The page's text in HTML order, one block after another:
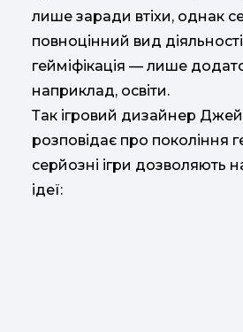
лише заради втіхи, однак
повноцінний вид
гейміфікація — лише
наприклад, освіти.
Так ігровий дизайнер
розповідає про покоління
серйозні ігри дозволяють
ідеї: